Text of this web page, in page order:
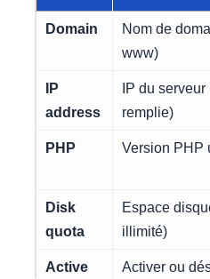
Domain
Nom de
www)
IP
address
IP du
remplie)
PHP Version PHP
Disk
quota
Espace
illimité)
Active Activer ou